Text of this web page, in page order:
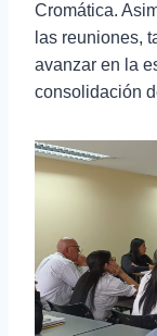
Cromática.
las reuniones,
avanzar en la
consolidación